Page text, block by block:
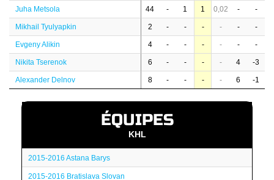
Juha Metsola 44 - 1 1 0,02 - -
Mikhail Tyulyapkin 2 - - - - - -
Evgeny Alikin 4 - - - - - -
Nikita Tserenok 6 - - - - 4 -3
Alexander Delnov 8 - - - - 6 -1
ÉQUIPES
KHL
2015-2016 Astana Barys
2015-2016 Bratislava Slovan